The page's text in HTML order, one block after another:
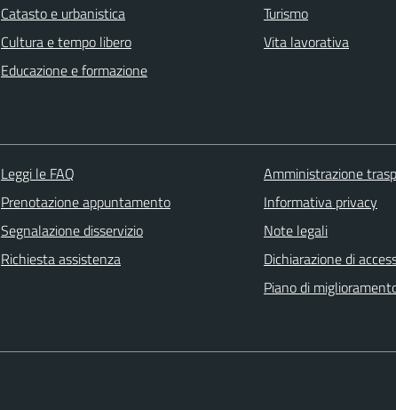
Catasto e urbanistica
Cultura e tempo libero
Educazione e formazione
Turismo
Vita lavorativa
Leggi le FAQ
Prenotazione appuntamento
Segnalazione disservizio
Richiesta assistenza
Amministrazione
Informativa privacy
Note legali
Dichiarazione di
Piano di